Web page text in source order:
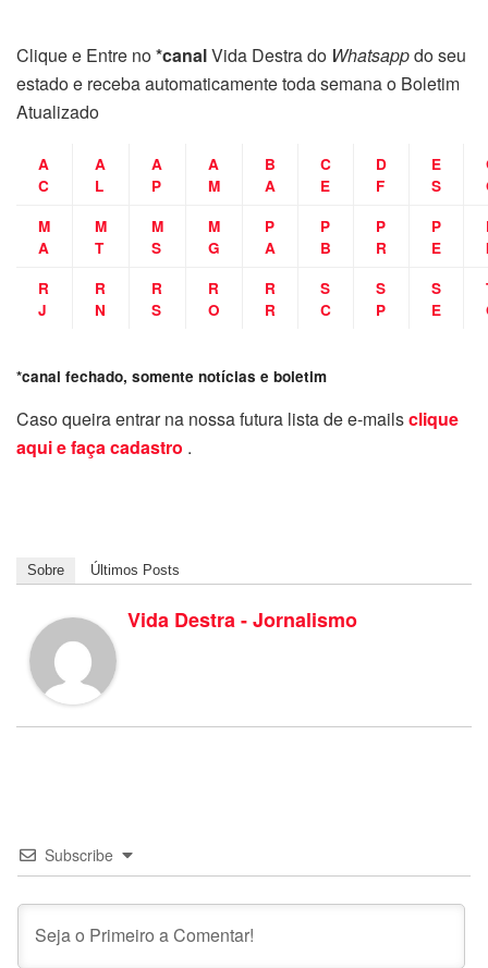
Clique e Entre no*canalVida Destra do Whatsappdo seu
estado e receba automaticamente toda semana o Boletim
Atualizado
A
C
A
L
A
P
A
M
B
A
C
E
D
F
E
S
M
A
M
T
M
S
M
G
P
A
P
B
P
R
P
E
R
J
R
N
R
S
R
O
R
R
S
C
S
P
S
E
*canal fechado, somente notícias e boletim
Caso queira entrar na nossa futura lista de e-mailsclique
aqui e faça cadastro .
Sobre Últimos Posts
Vida Destra - Jornalismo
Subscribe